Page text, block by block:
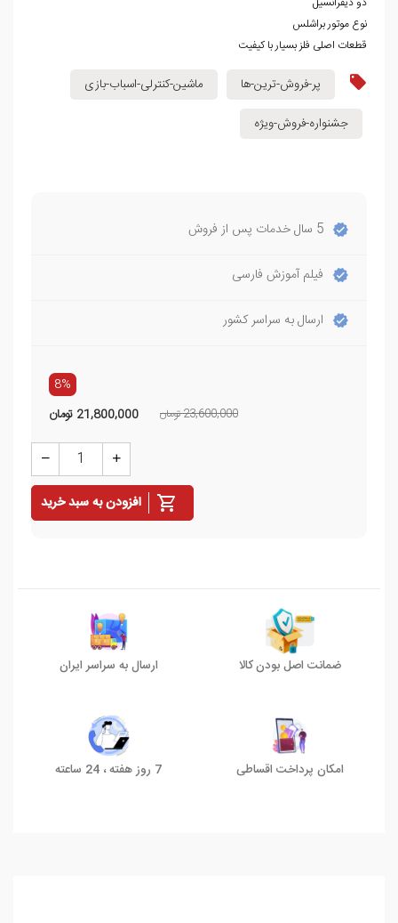
نوع موتور براشلس
قطعات اصلی فلز بسیار با کیفیت
پر-فروش-ترین-ها
ماشین-کنترلی-اسباب-بازی
جشنواره-فروش-ویژه
5 سال خدمات پس از فروش
فیلم آموزش فارسی
ارسال به سراسر کشور
8%
23,600,000 تومان 21,800,000 تومان
افزودن به سبد خرید
ضمانت اصل بودن کالا ارسال به سراسر ایران
امکان پرداخت اقساطی 7 روز هفته ، 24 ساعته